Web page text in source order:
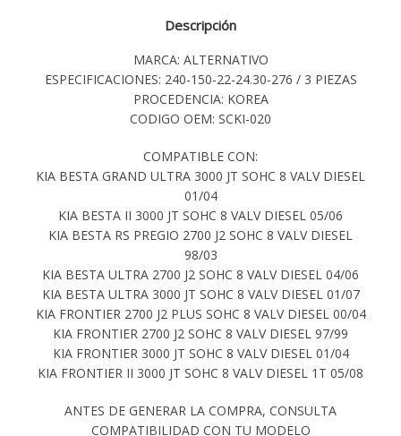
Descripción
MARCA: ALTERNATIVO
ESPECIFICACIONES: 240-150-22-24.30-276 / 3 PIEZAS
PROCEDENCIA: KOREA
CODIGO OEM: SCKI-020
COMPATIBLE CON:
KIA BESTA GRAND ULTRA 3000 JT SOHC 8 VALV DIESEL
01/04
KIA BESTA II 3000 JT SOHC 8 VALV DIESEL 05/06
KIA BESTA RS PREGIO 2700 J2 SOHC 8 VALV DIESEL
98/03
KIA BESTA ULTRA 2700 J2 SOHC 8 VALV DIESEL 04/06
KIA BESTA ULTRA 3000 JT SOHC 8 VALV DIESEL 01/07
KIA FRONTIER 2700 J2 PLUS SOHC 8 VALV DIESEL 00/04
KIA FRONTIER 2700 J2 SOHC 8 VALV DIESEL 97/99
KIA FRONTIER 3000 JT SOHC 8 VALV DIESEL 01/04
KIA FRONTIER II 3000 JT SOHC 8 VALV DIESEL 1T 05/08
ANTES DE GENERAR LA COMPRA, CONSULTA
COMPATIBILIDAD CON TU MODELO